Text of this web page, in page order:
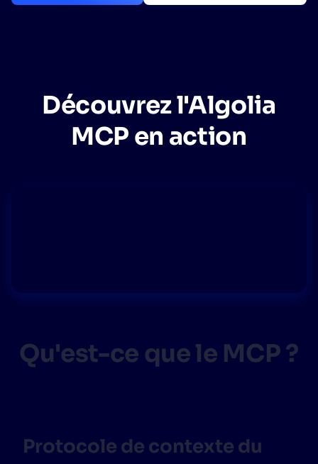
✨Algolia pourra-t-il évoluer en fonction de notre
PRODUITS ET RESSOURCES
Découvrez l'Algolia
MCP en action
Qu'est-ce que le MCP ?
Protocole de contexte du